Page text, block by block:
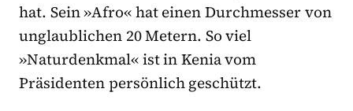
hat. Sein »Afro« hat einen Durchmesser von
unglaublichen 20 Metern. So viel
»Naturdenkmal« ist in Kenia vom
Präsidenten persönlich geschützt.